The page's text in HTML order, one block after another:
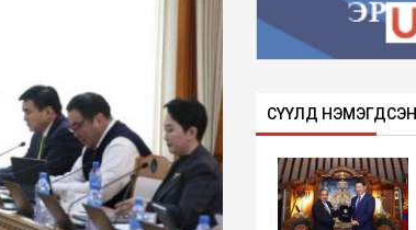
СҮҮЛД НЭМЭГДСЭН